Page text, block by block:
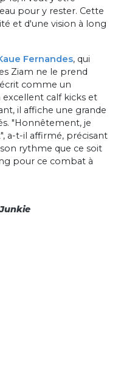
pour y rester. Cette
et d'une vision à long
Fernandes, qui
Ziam ne le prend
comme un
calf kicks et
il affiche une grande
"Honnêtement, je
a-t-il affirmé, précisant
rythme que ce soit
pour ce combat à